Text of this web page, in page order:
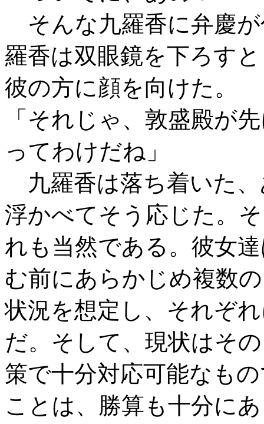
そんな九羅香に弁慶
羅香は双眼鏡を下ろすと
彼の方に顔を向けた。
「それじゃ、敦盛殿が
ってわけだね」
九羅香は落ち着いた
浮かべてそう応じた。そ
れも当然である。彼女
む前にあらかじめ複数の
状況を想定し、それぞ
だ。そして、現状はその
策で十分対応可能なも
ことは、勝算も十分にあ